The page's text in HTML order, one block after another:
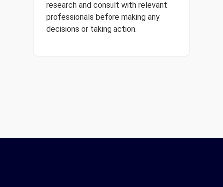
research and consult with relevant
professionals before making any
decisions or taking action.